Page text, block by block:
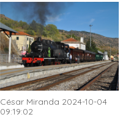
César Miranda 2024-10-04
09:19:02